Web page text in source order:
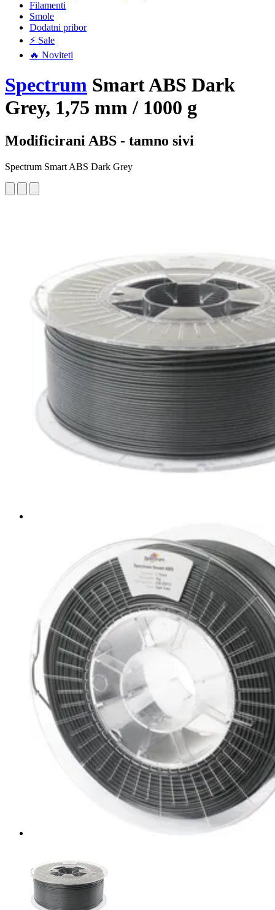
Filamenti
Smole
Dodatni pribor
⚡ Sale
🔥 Noviteti
Spectrum Smart ABS Dark
Grey, 1,75 mm / 1000 g
Modificirani ABS - tamno sivi
Spectrum Smart ABS Dark Grey